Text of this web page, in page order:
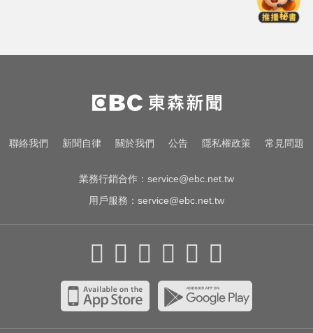
祭「二戰後最大攻擊」
三商壽9/1股票下市！12/1正式更名
「玉山人壽」
MLB／李灝宇代打遭三振！老虎敗
聯絡我們 新聞自律 關於我們 公告 隱私權政策 常見問題
業務行銷合作： service@ebc.net.tw
用戶服務： service@ebc.net.tw